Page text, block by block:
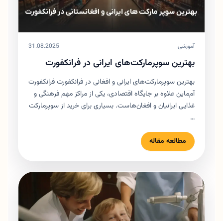
آموزشی 31.08.2025
بهترین سوپرمارکت‌های ایرانی در فرانکفورت
بهترین سوپرمارکت‌های ایرانی و افغانی در فرانکفورت فرانکفورت
آم‌ماین علاوه بر جایگاه اقتصادی، یکی از مراکز مهم فرهنگی و
غذایی ایرانیان و افغان‌هاست. بسیاری برای خرید از سوپرمارکت
…
مطالعه مقاله